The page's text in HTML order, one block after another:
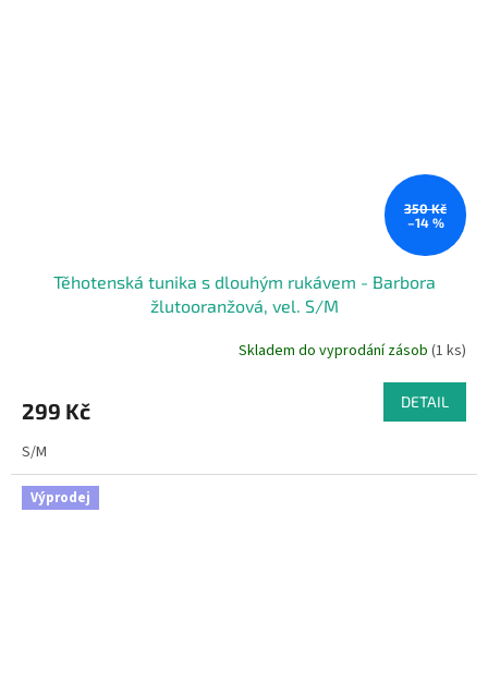
350 Kč
–14 %
Těhotenská tunika s dlouhým rukávem - Barbora
žlutooranžová, vel. S/M
Skladem do vyprodání zásob (1 ks)
299 Kč DETAIL
S/M
Výprodej